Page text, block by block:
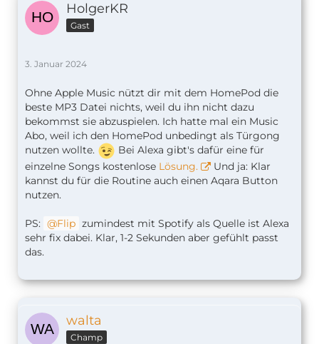
HolgerKR
Gast
3. Januar 2024
Ohne Apple Music nützt dir mit dem HomePod die
beste MP3 Datei nichts, weil du ihn nicht dazu
bekommst sie abzuspielen. Ich hatte mal ein Music
Abo, weil ich den HomePod unbedingt als Türgong
nutzen wollte.
Bei Alexa gibt's dafür eine für
einzelne Songs kostenlose Lösung.
Und ja: Klar
kannst du für die Routine auch einen Aqara Button
nutzen.
PS: Flip zumindest mit Spotify als Quelle ist Alexa
sehr fix dabei. Klar, 1-2 Sekunden aber gefühlt passt
das.
walta
Champ